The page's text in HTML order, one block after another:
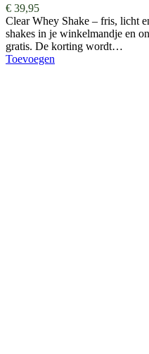
€ 39,95
Clear Whey Shake – fris, licht
shakes in je winkelmandje en
gratis. De korting wordt…
Toevoegen